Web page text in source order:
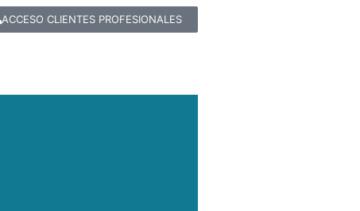
ACCESO CLIENTES PROFESIONALES